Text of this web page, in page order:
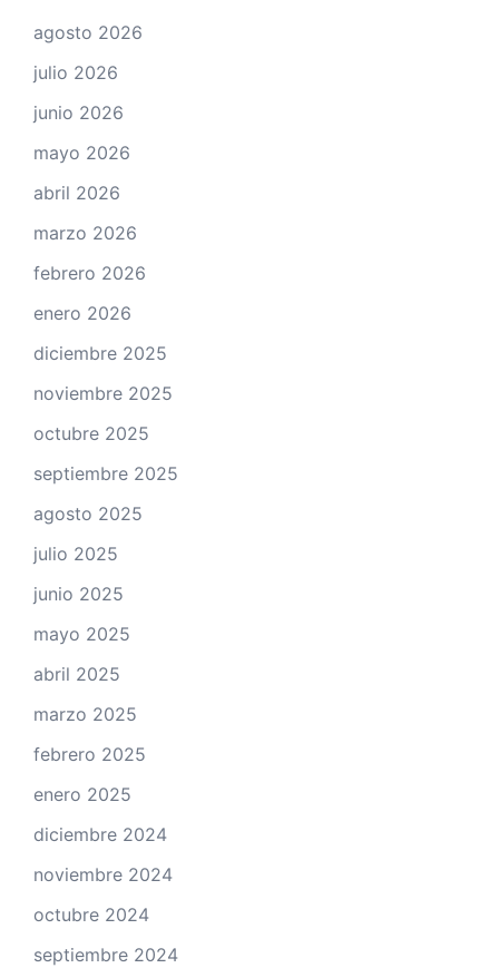
agosto 2026
julio 2026
junio 2026
mayo 2026
abril 2026
marzo 2026
febrero 2026
enero 2026
diciembre 2025
noviembre 2025
octubre 2025
septiembre 2025
agosto 2025
julio 2025
junio 2025
mayo 2025
abril 2025
marzo 2025
febrero 2025
enero 2025
diciembre 2024
noviembre 2024
octubre 2024
septiembre 2024